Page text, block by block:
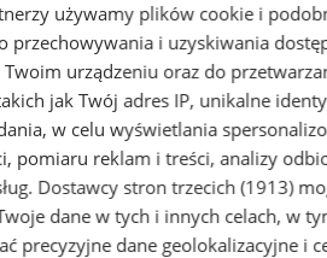
używamy plików cookie i
przechowywania i uzyskiwania
urządzeniu oraz do
jak Twój adres IP, unikalne
w celu wyświetlania
pomiaru reklam i treści, analizy
Dostawcy stron trzecich (1913)
dane w tych i innych celach, w
precyzyjne dane geolokalizacyjne i